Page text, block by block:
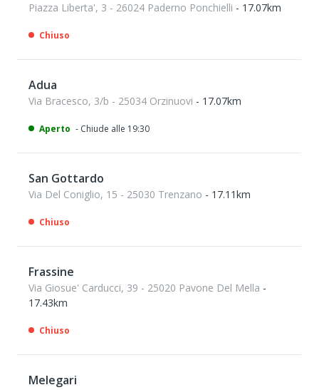
Piazza Liberta', 3 - 26024 Paderno Ponchielli - 17.07km
Chiuso
Adua
Via Bracesco, 3/b - 25034 Orzinuovi - 17.07km
Aperto - Chiude alle 19:30
San Gottardo
Via Del Coniglio, 15 - 25030 Trenzano - 17.11km
Chiuso
Frassine
Via Giosue' Carducci, 39 - 25020 Pavone Del Mella -
17.43km
Chiuso
Melegari